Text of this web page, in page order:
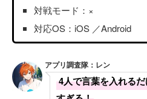
対戦モード：×
対応OS：iOS ／Android
アプリ調査隊：レン
4人で言葉を入れる